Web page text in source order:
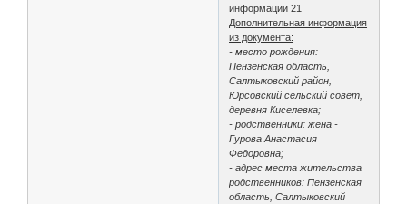
информации 21
Дополнительная информация
из документа:
- место рождения:
Пензенская область,
Салтыковский район,
Юрсовский сельский совет,
деревня Киселевка;
- родственники: жена -
Гурова Анастасия
Федоровна;
- адрес места жительства
родственников: Пензенская
область, Салтыковский